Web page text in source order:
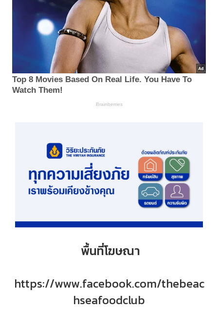
พื้นที่โฆษณา
https://www.facebook.com/thebeac
hseafoodclub